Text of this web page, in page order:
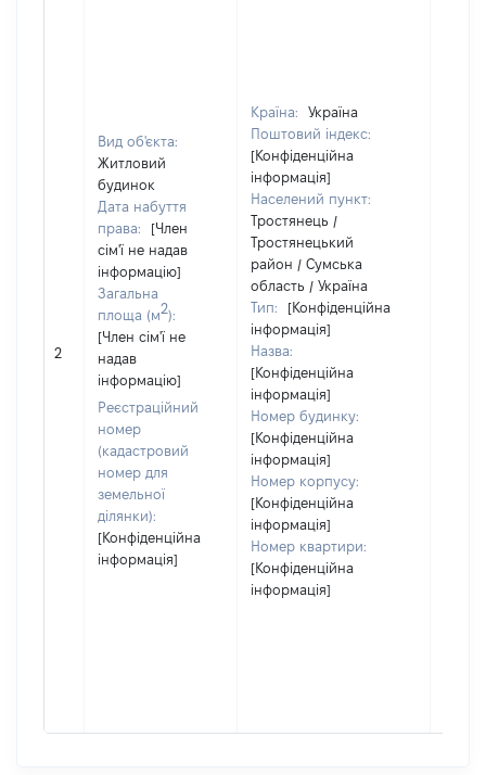
2
Вид об'єкта:
Житловий
будинок
Дата набуття
права:
[Член
сім'ї не надав
інформацію]
Загальна
площа (м2):
[Член сім'ї не
надав
інформацію]
Реєстраційний
номер
(кадастровий
номер для
земельної
ділянки):
[Конфіденційна
інформація]
Країна:
Україна
Поштовий індекс:
[Конфіденційна
інформація]
Населений пункт:
Тростянець /
Тростянецький
район / Сумська
область / Україна
Тип:
[Конфіденційна
інформація]
Назва:
[Конфіденційна
інформація]
Номер будинку:
[Конфіденційна
інформація]
Номер корпусу:
[Конфіденційна
інформація]
Номер квартири:
[Конфіденційна
інформація]